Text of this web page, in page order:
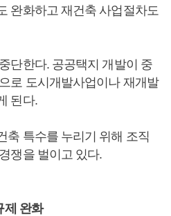
완화하고 재건축 사업절차도
단한다. 공공택지 개발이 중
로 도시개발사업이나 재개발
된다.
축 특수를 누리기 위해 조직
쟁을 벌이고 있다.
제 완화